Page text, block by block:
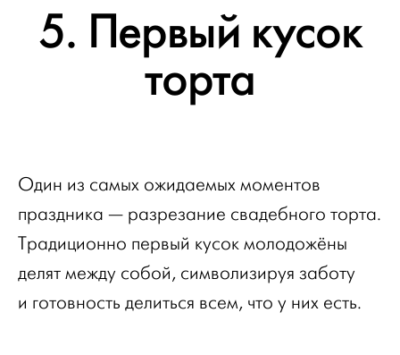
5. Первый кусок
торта
Один из самых ожидаемых моментов
праздника — разрезание свадебного торта.
Традиционно первый кусок молодожёны
делят между собой, символизируя заботу
и готовность делиться всем, что у них есть.